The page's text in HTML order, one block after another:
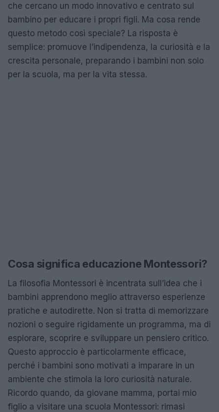
che cercano un modo innovativo e centrato sul
bambino per educare i propri figli. Ma cosa rende
questo metodo così speciale? La risposta è
semplice: promuove l’indipendenza, la curiosità e la
crescita personale, preparando i bambini non solo
per la scuola, ma per la vita stessa.
Cosa significa educazione Montessori?
La filosofia Montessori è incentrata sull’idea che i
bambini apprendono meglio attraverso esperienze
pratiche e autodirette. Non si tratta di memorizzare
nozioni o seguire rigidamente un programma, ma di
esplorare, scoprire e sviluppare un pensiero critico.
Questo approccio è particolarmente efficace,
perché i bambini sono motivati a imparare in un
ambiente che stimola la loro curiosità naturale.
Ricordo quando, da giovane mamma, portai mio
figlio a visitare una scuola Montessori: rimasi